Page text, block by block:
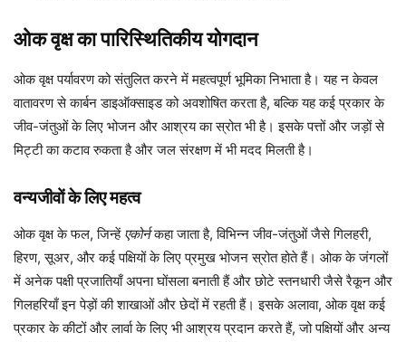
ओक वृक्ष का पारिस्थितिकीय योगदान
ओक वृक्ष पर्यावरण को संतुलित करने में महत्वपूर्ण भूमिका निभाता है। यह न केवल
वातावरण से कार्बन डाइऑक्साइड को अवशोषित करता है, बल्कि यह कई प्रकार के
जीव-जंतुओं के लिए भोजन और आश्रय का स्रोत भी है। इसके पत्तों और जड़ों से
मिट्टी का कटाव रुकता है और जल संरक्षण में भी मदद मिलती है।
वन्यजीवों के लिए महत्व
ओक वृक्ष के फल, जिन्हें एकोर्नकहा जाता है, विभिन्न जीव-जंतुओं जैसे गिलहरी,
हिरण, सूअर, और कई पक्षियों के लिए प्रमुख भोजन स्रोत होते हैं। ओक के जंगलों
में अनेक पक्षी प्रजातियाँ अपना घोंसला बनाती हैं और छोटे स्तनधारी जैसे रैकून और
गिलहरियाँ इन पेड़ों की शाखाओं और छेदों में रहती हैं। इसके अलावा, ओक वृक्ष कई
प्रकार के कीटों और लार्वा के लिए भी आश्रय प्रदान करते हैं, जो पक्षियों और अन्य